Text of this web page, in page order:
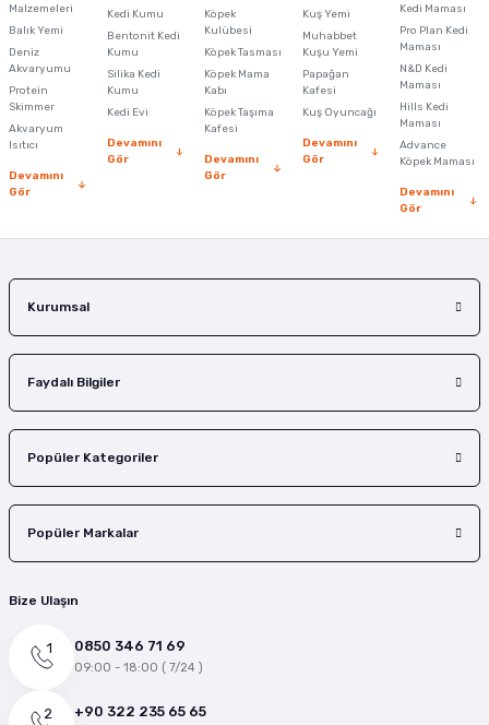
Malzemeleri
Balık Yemi
Deniz
Akvaryumu
Protein
Skimmer
Akvaryum
Isıtıcı
Devamını
Gör
Kedi Kumu
Bentonit Kedi
Kumu
Silika Kedi
Kumu
Kedi Evi
Devamını
Gör
Köpek
Kulübesi
Köpek Tasması
Köpek Mama
Kabı
Köpek Taşıma
Kafesi
Devamını
Gör
Kuş Yemi
Muhabbet
Kuşu Yemi
Papağan
Kafesi
Kuş Oyuncağı
Devamını
Gör
Kedi Maması
Pro Plan Kedi
Maması
N&D Kedi
Maması
Hills Kedi
Maması
Advance
Köpek Maması
Devamını
Gör
Kurumsal
Faydalı Bilgiler
Popüler Kategoriler
Popüler Markalar
Bize Ulaşın
0850 346 71 69
09:00 - 18:00 ( 7/24 )
+90 322 235 65 65